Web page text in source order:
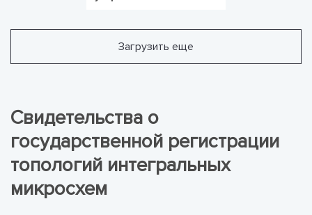
Загрузить еще
Свидетельства о
государственной регистрации
топологий интегральных
микросхем